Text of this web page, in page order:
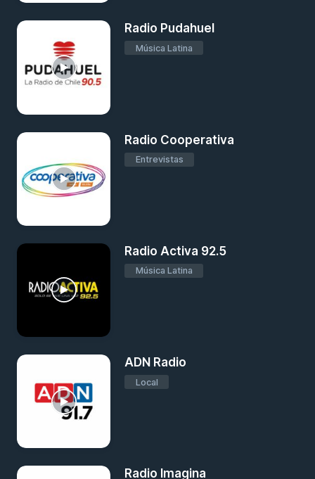
Radio Pudahuel
Música Latina
Radio Cooperativa
Entrevistas
Radio Activa 92.5
Música Latina
ADN Radio
Local
Radio Imagina